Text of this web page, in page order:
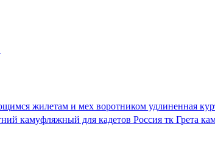
жилетам и мех воротником удлиненная
камуфляжный для кадетов Россия тк Грета